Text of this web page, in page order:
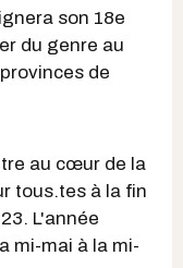
son 18e
du genre au
de
au cœur de la
tous.tes à la fin
L'année
mi-mai à la mi-